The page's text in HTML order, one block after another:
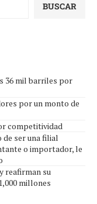
BUSCAR
36 mil barriles por
por un monto de
competitividad
de ser una filial
o importador, le
reafirman su
millones